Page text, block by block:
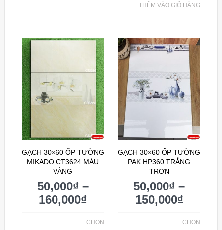
THÊM VÀO GIỎ HÀNG
GẠCH 30×60 ỐP TƯỜNG
MIKADO CT3624 MÀU
VÀNG
50,000₫ –
160,000₫
CHỌN
GẠCH 30×60 ỐP TƯỜNG
PAK HP360 TRẮNG
TRƠN
50,000₫ –
150,000₫
CHỌN